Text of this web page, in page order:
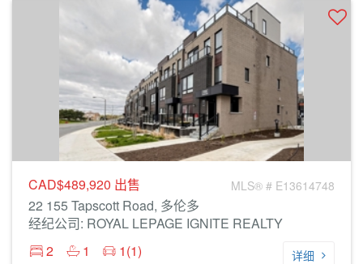
CAD$489,920 出售 MLS® # E13614748
22 155 Tapscott Road, 多伦多
经纪公司: ROYAL LEPAGE IGNITE REALTY
2
1 1(1) 详细